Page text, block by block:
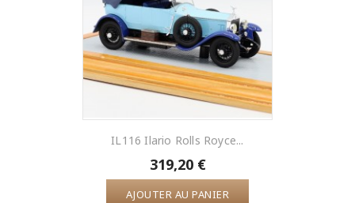
IL116 Ilario Rolls Royce...
319,20 €
AJOUTER AU PANIER